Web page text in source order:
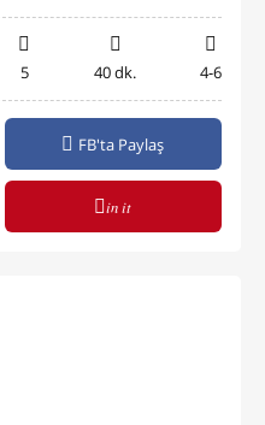
5 40 dk. 4-6
FB'ta Paylaş
in it